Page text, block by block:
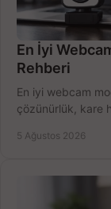
En İyi
Rehberi
En iyi webcam
çözünürlük, kare
5 Ağustos 2026